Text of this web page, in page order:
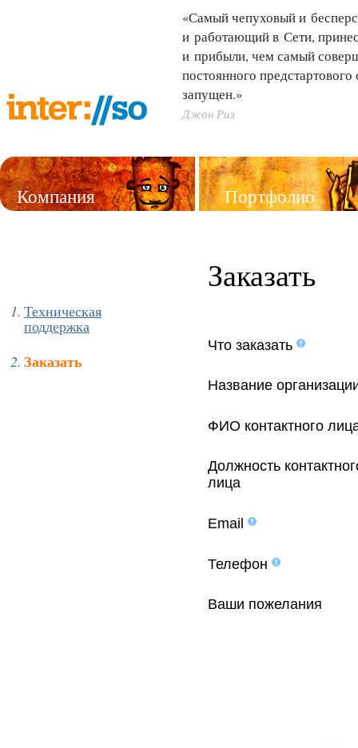
«Самый чепуховый и
и работающий в Сети,
и прибыли, чем самый
постоянного
запущен.»
Джон Риз
Компания Портфолио
Техническая
поддержка
Заказать
Заказать
Что заказать
Название
ФИО контактного
Должность
лица
Email
Телефон
Ваши пожелания